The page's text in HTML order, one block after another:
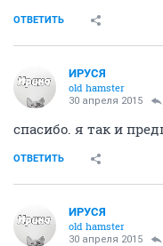
ОТВЕТИТЬ
ИРУСЯ
old hamster
30 апреля 2015
спасибо. я так и
ОТВЕТИТЬ
ИРУСЯ
old hamster
30 апреля 2015